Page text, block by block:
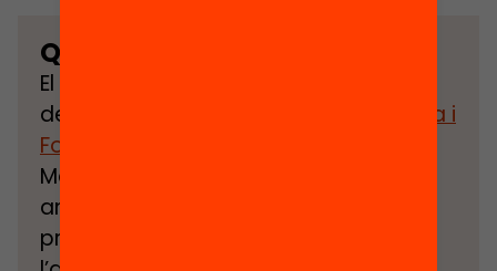
Quan es constitueix?
El maig del 1969 gràcies a la iniciativa
del matrimoni format per
Teresa Roca i
Formosa
Marcet.
amb Roser Soliguer, va ser un filòsof i
professor universitari que va morir